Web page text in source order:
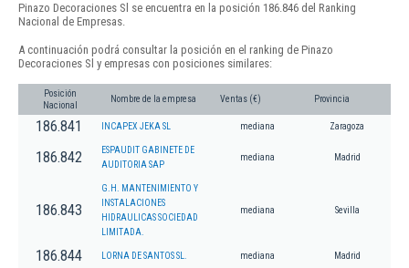
Pinazo Decoraciones Sl se encuentra en la posición 186.846 del Ranking
Nacional de Empresas.
A continuación podrá consultar la posición en el ranking de Pinazo
Decoraciones Sl y empresas con posiciones similares:
Posición
Nacional
Nombre de la empresa Ventas (€) Provincia
186.841 INCAPEX JEKA SL mediana Zaragoza
186.842
ESPAUDIT GABINETE DE
AUDITORIA SAP
mediana Madrid
186.843
G.H. MANTENIMIENTO Y
INSTALACIONES
HIDRAULICAS SOCIEDAD
LIMITADA.
mediana Sevilla
186.844 LORNA DE SANTOS SL. mediana Madrid